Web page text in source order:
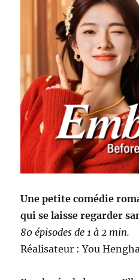
Une petite comédie
qui se laisse regarder
80 épisodes de 1 à 2 min.
Réalisateur : You Hengha